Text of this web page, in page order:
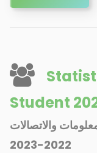
Student
والاتصالات
2022-2023